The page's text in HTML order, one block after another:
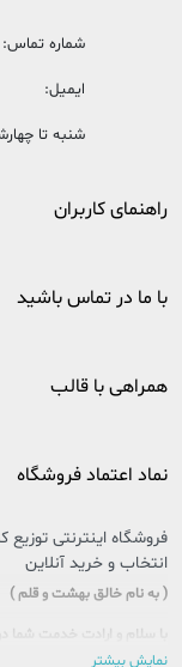
شماره تماس:
ایمیل:
شنبه تا چهارشنبه: 9 الی 19 ، پنجشنبه
راهنمای کاربران
با ما در تماس باشید
همراهی با قالب
نماد اعتماد فروشگاه
فروشگاه اینترنتی
انتخاب و خرید آنلاین
( به نام خالق بهشت و قلم )
با سلام و ارادت خدمت شما
نمایش بیشتر